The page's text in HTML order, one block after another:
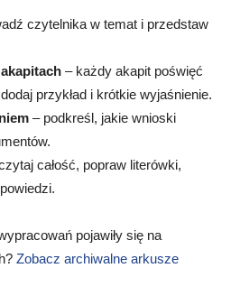
czytelnika w temat i przedstaw
– każdy akapit poświęć
przykład i krótkie wyjaśnienie.
– podkreśl, jakie wnioski
całość, popraw literówki,
pojawiły się na
Zobacz archiwalne arkusze